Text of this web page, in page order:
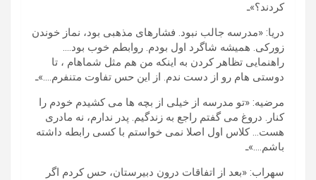
کردند؟»ـ
دریا: «مدرسه جالب نبود. فشارهای مذهبی بود، نماز خوندن
زورکی. همیشه شاگرد اول بودم. روابطم خوب بود….
راهنمایی تظاهر کردن به اینکه من هم مثل شماهام ، تا
دوستی هام رو از دست ندم. از این حس تفاوت متنفرم….»ـ
مرضیه: «تو مدرسه از خیلی از بچه ها می کشیدم خودم را
کنار. دروغ می گفتم راجع به زندگیم. پدر ندارم، نه مادری
هست… کلاس اول اصلا نمی خواستم با کسی رابطه داشته
باشم….»ـ
سهراب: «بعد از اتفاقات درون دبیرستان، حس کردم اگر